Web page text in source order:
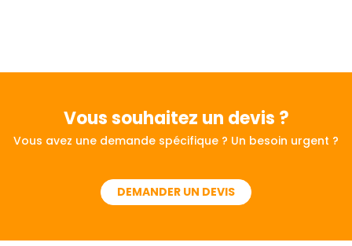
Vous souhaitez un devis ?
Vous avez une demande spécifique ? Un besoin urgent ?
DEMANDER UN DEVIS